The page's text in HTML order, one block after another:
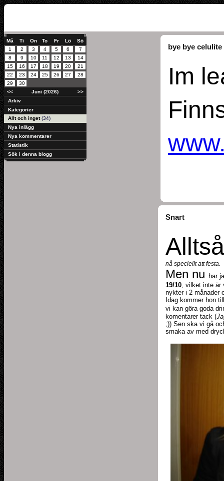
Må Ti On To Fr Lö
Sö
1
2 3 4 5 6
7
8
9 10 11 12 13
14
15
16 17 18 19 20
21
22
23 24 25 26 27
28
29
30
<<
Juni (2026)
>>
Arkiv
Kategorier
Allt och inget(34)
Nya inlägg
Nya kommentarer
Statistik
Sök i denna blogg
bye bye celulite
Im
Snart
Alltså
nå speciellt att festa.
Men nu
har
19/10, vilket inte är
nykter i 2 månader
Idag kommer hon
vi kan göra goda
komentarer tack (
;)) Sen ska vi gå
smaka av med